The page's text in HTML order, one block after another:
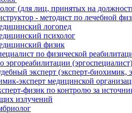
(для лиц, принятых на
- методист по лечебной
логопед
психолог
физик
по физической
эргореабилитации (эргоспециалист)
эксперт (эксперт-биохимик,
эксперт медицинской
физик по контролю за
излучений